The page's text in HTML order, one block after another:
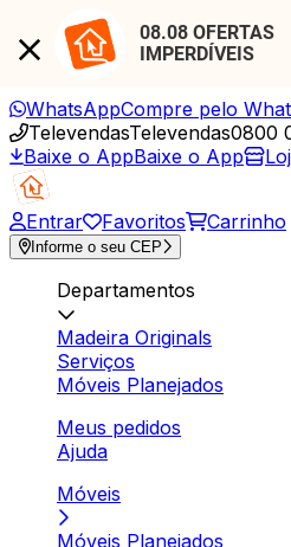
08.08 OFERTAS
IMPERDÍVEIS
WhatsAppCompre pelo
TelevendasTelevendas0800
Baixe o AppBaixe o App
Entrar Favoritos Carrinho
Informe o seu CEP
Departamentos
Madeira Originals
Serviços
Móveis Planejados
Meus pedidos
Ajuda
Móveis
Móveis Planejados